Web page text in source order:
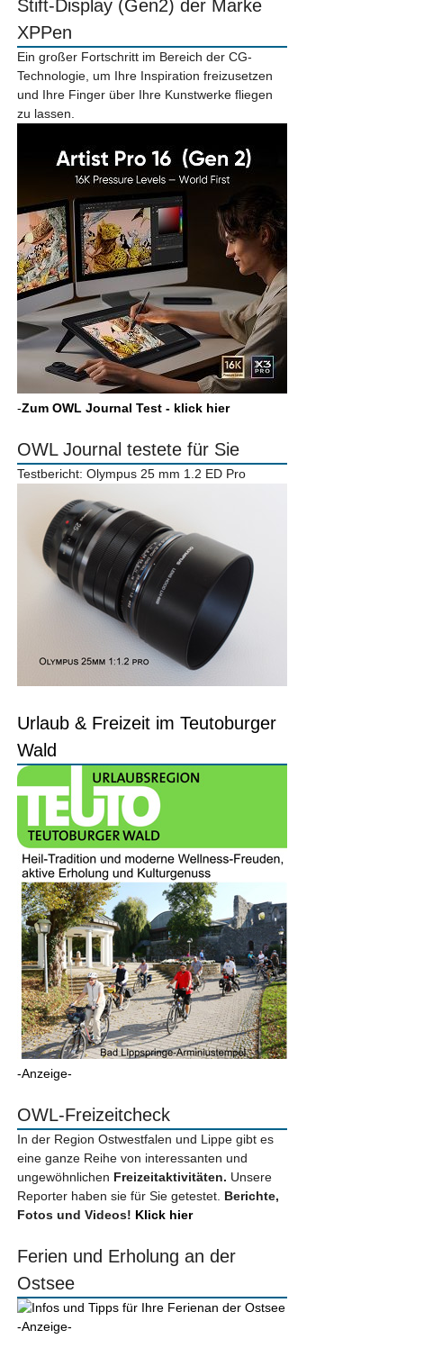
Stift-Display (Gen2) der Marke
XPPen
Ein großer Fortschritt im Bereich der CG-
Technologie, um Ihre Inspiration freizusetzen
und Ihre Finger über Ihre Kunstwerke fliegen
zu lassen.
-Zum OWL Journal Test - klick hier
OWL Journal testete für Sie
Testbericht: Olympus 25 mm 1.2 ED Pro
Urlaub & Freizeit im Teutoburger
Wald
-Anzeige-
OWL-Freizeitcheck
In der Region Ostwestfalen und Lippe gibt es
eine ganze Reihe von interessanten und
ungewöhnlichen Freizeitaktivitäten. Unsere
Reporter haben sie für Sie getestet. Berichte,
Fotos und Videos! Klick hier
Ferien und Erholung an der
Ostsee
-Anzeige-